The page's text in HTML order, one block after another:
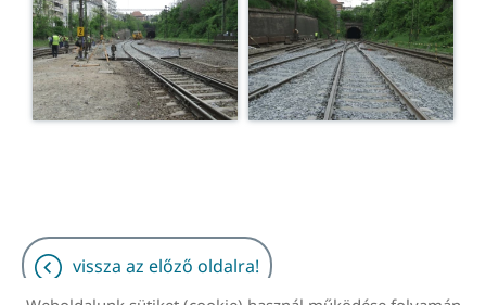
vissza az előző oldalra!